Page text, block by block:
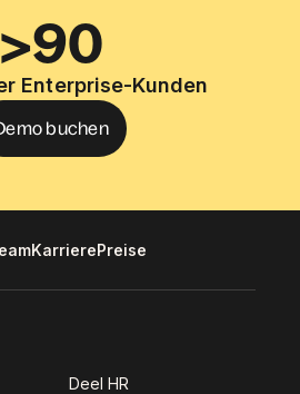
>90
Enterprise-Kunden
buchen
KarrierePreise
Deel HR